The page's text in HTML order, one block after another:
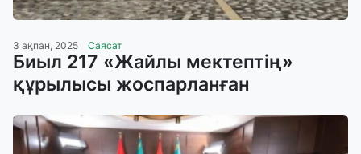
3 ақпан, 2025 Саясат
Биыл 217 «Жайлы мектептің»
құрылысы жоспарланған